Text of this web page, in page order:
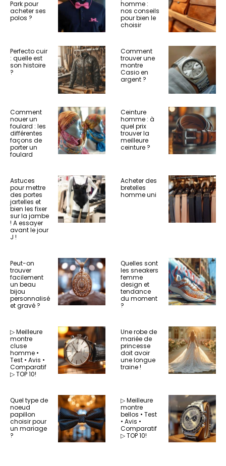
Park pour
acheter ses
polos ?
homme :
nos conseils
pour bien le
choisir
Perfecto cuir
: quelle est
son histoire
?
Comment
trouver une
montre
Casio en
argent ?
Comment
nouer un
foulard : les
différentes
façons de
porter un
foulard
Ceinture
homme : à
quel prix
trouver la
meilleure
ceinture ?
Astuces
pour mettre
des portes
jartelles et
bien les fixer
sur la jambe
! A essayer
avant le jour
J !
Acheter des
bretelles
homme uni
Peut-on
trouver
facilement
un beau
bijou
personnalisé
et gravé ?
Quelles sont
les sneakers
femme
design et
tendance
du moment
?
▷ Meilleure
montre
cluse
homme •
Test • Avis •
Comparatif
▷ TOP 10!
Une robe de
mariée de
princesse
doit avoir
une longue
traine !
Quel type de
noeud
papillon
choisir pour
un mariage
?
▷ Meilleure
montre
bellos • Test
• Avis •
Comparatif
▷ TOP 10!